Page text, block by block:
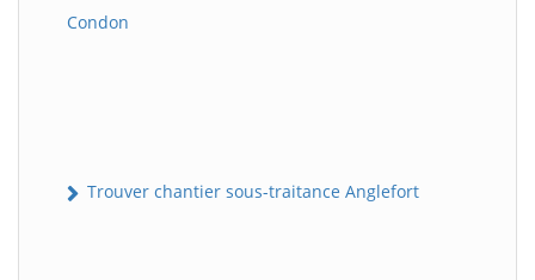
Condon
Trouver chantier sous-traitance Anglefort